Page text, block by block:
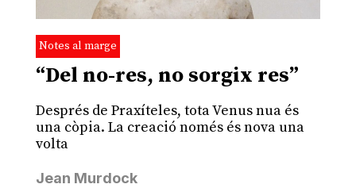
Notes al marge
“Del no-res, no sorgix res”
Després de Praxíteles, tota Venus nua és
una còpia. La creació només és nova una
volta
Jean Murdock